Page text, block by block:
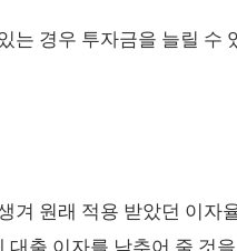
는 경우 투자금을 늘릴 수
겨 원래 적용 받았던 이자